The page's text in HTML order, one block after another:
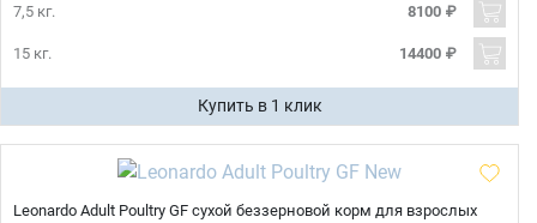
7,5 кг. 8100 ₽
15 кг. 14400 ₽
Купить в 1 клик
Leonardo Adult Poultry GF сухой беззерновой корм для взрослых